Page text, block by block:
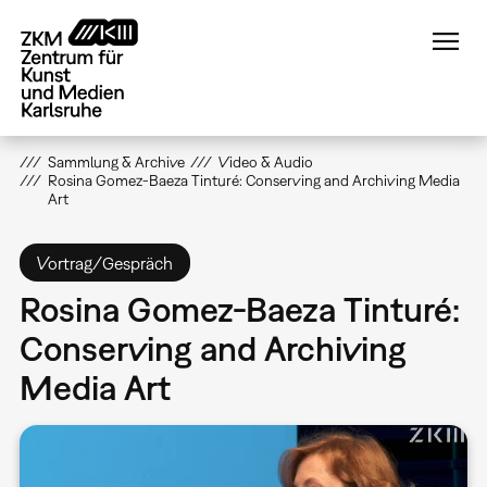
zum
Inhalt
Sammlung & Archive
Video & Audio
Rosina Gomez-Baeza Tinturé: Conserving and Archiving Media
Art
Vortrag/Gespräch
Rosina Gomez-Baeza Tinturé:
Conserving and Archiving
Media Art